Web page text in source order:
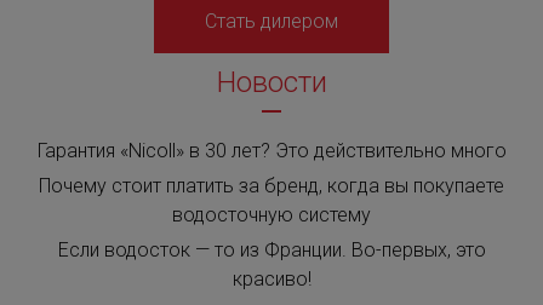
Стать дилером
Новости
Гарантия «Nicoll» в 30 лет? Это действительно много
Почему стоит платить за бренд, когда вы покупаете
водосточную систему
Если водосток — то из Франции. Во-первых, это
красиво!